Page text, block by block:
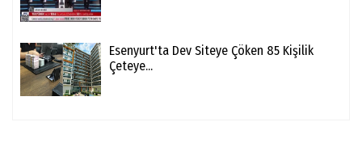
Esenyurt'ta Dev Siteye Çöken 85 Kişilik
Çeteye...